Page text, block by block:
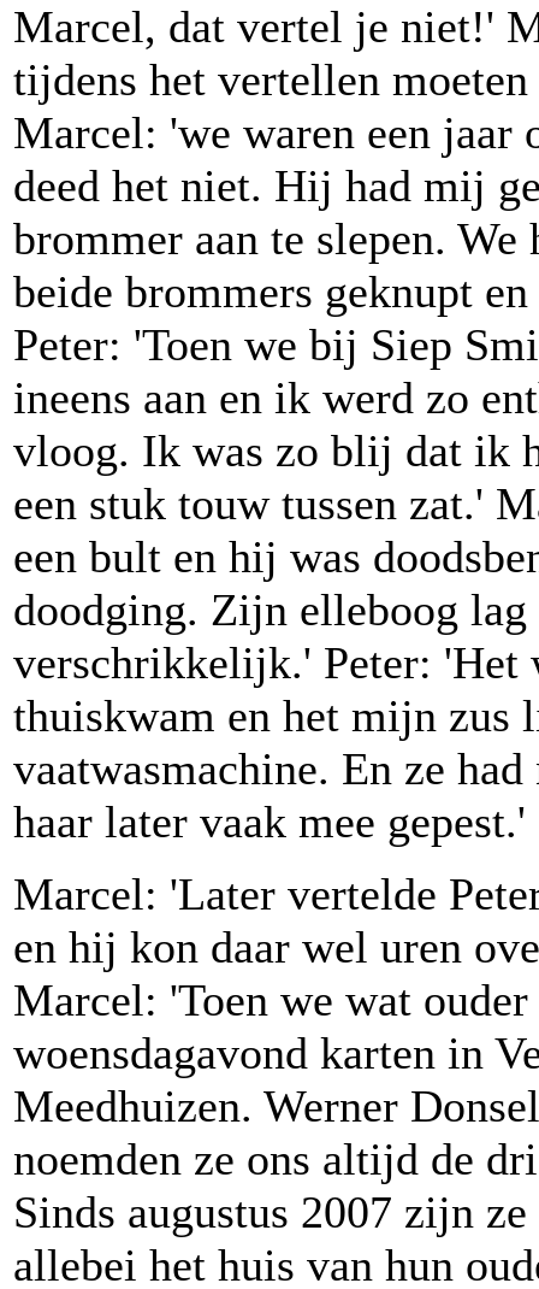
Marcel, dat vertel je niet!'
tijdens het vertellen moeten
Marcel: 'we waren een
deed het niet. Hij had mij
brommer aan te slepen. We
beide brommers geknupt
Peter: 'Toen we bij Siep
ineens aan en ik werd zo
vloog. Ik was zo blij dat ik
een stuk touw tussen zat.'
een bult en hij was
doodging. Zijn elleboog lag
verschrikkelijk.' Peter: 'Het
thuiskwam en het mijn zus
vaatwasmachine. En ze
haar later vaak mee gepest.'
Marcel: 'Later vertelde
en hij kon daar wel uren
Marcel: 'Toen we wat
woensdagavond karten in
Meedhuizen. Werner
noemden ze ons altijd de
Sinds augustus 2007 zijn
allebei het huis van hun